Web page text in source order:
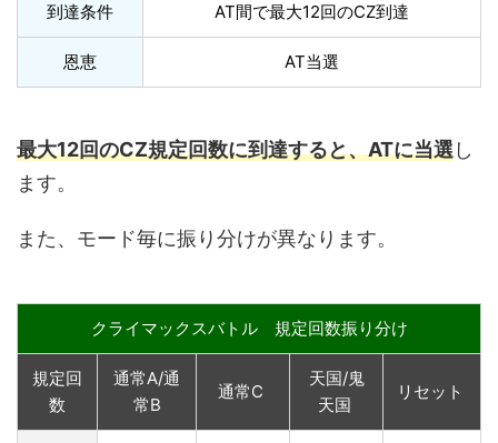
到達条件 AT間で最大12回のCZ到達
恩恵 AT当選
最大12回のCZ規定回数に到達すると、ATに当選し
ます。
また、モード毎に振り分けが異なります。
クライマックスバトル 規定回数振り分け
規定回
数
通常A/通
常B
通常C
天国/鬼
天国
リセット